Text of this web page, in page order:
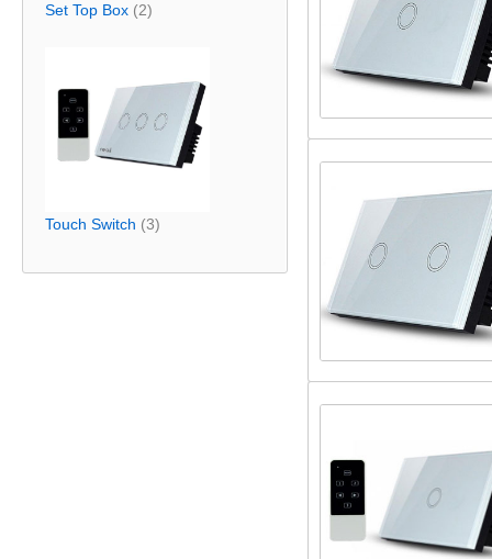
Set Top Box (2)
Touch Switch (3)